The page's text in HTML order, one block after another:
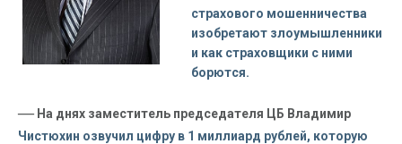
страхового мошенничества
изобретают злоумышленники
и как страховщики с ними
борются.
— На днях заместитель председателя ЦБ Владимир
Чистюхин озвучил цифру в 1 миллиард рублей, которую